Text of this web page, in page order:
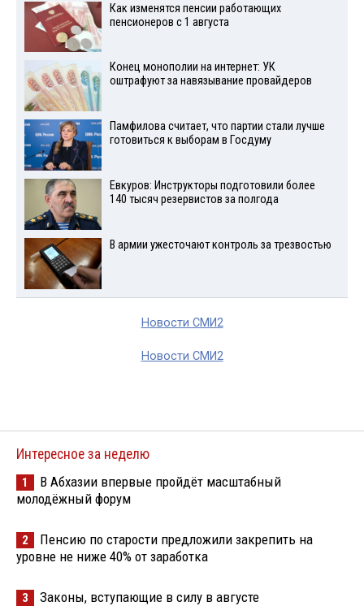
Как изменятся пенсии работающих
пенсионеров с 1 августа
Конец монополии на интернет: УК
оштрафуют за навязывание провайдеров
Памфилова считает, что партии стали лучше
готовиться к выборам в Госдуму
Евкуров: Инструкторы подготовили более
140 тысяч резервистов за полгода
В армии ужесточают контроль за трезвостью
Новости СМИ2
Новости СМИ2
Интересное за неделю
1
В Абхазии впервые пройдёт масштабный
молодёжный форум
2
Пенсию по старости предложили закрепить на
уровне не ниже 40% от заработка
3 Законы, вступающие в силу в августе